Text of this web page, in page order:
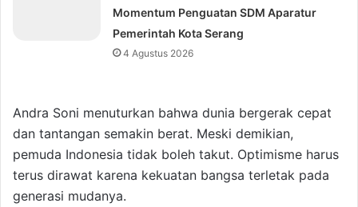
Momentum Penguatan SDM Aparatur
Pemerintah Kota Serang
4 Agustus 2026
Andra Soni menuturkan bahwa dunia bergerak cepat
dan tantangan semakin berat. Meski demikian,
pemuda Indonesia tidak boleh takut. Optimisme harus
terus dirawat karena kekuatan bangsa terletak pada
generasi mudanya.